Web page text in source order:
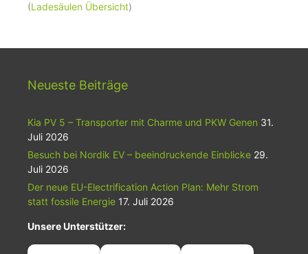
(Ladesäulen Übersicht)
Neueste Beiträge
Kia PV 5 – Transporter mit Charme und PKW Genen 31.
Juli 2026
Besuch bei Nordik EV – beeindruckende Einblicke 29.
Juli 2026
Der neue EU-Electrification Action Plan: Mehr Strom
statt fossile Energie 17. Juli 2026
Unsere Unterstützer: